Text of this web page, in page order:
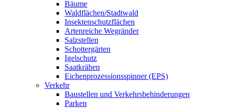
Bäume
Waldflächen/Stadtwald
Insektenschutzflächen
Artenreiche Wegränder
Salzstellen
Schottergärten
Igelschutz
Saatkrähen
Eichenprozessionsspinner (EPS)
Verkehr
Baustellen und Verkehrsbehinderungen
Parken